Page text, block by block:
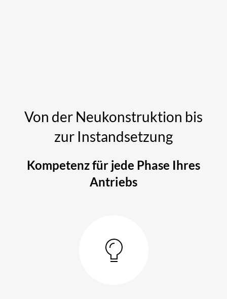
Von der Neukonstruktion bis
zur Instandsetzung
Kompetenz für jede Phase Ihres
Antriebs